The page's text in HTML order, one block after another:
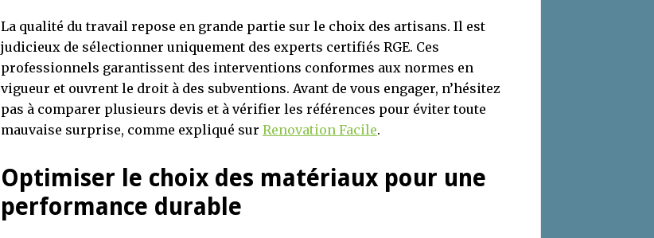
La qualité du travail repose en grande partie sur le choix des artisans. Il est
judicieux de sélectionner uniquement des experts certifiés RGE. Ces
professionnels garantissent des interventions conformes aux normes en
vigueur et ouvrent le droit à des subventions. Avant de vous engager, n’hésitez
pas à comparer plusieurs devis et à vérifier les références pour éviter toute
mauvaise surprise, comme expliqué sur Renovation Facile.
Optimiser le choix des matériaux pour une
performance durable